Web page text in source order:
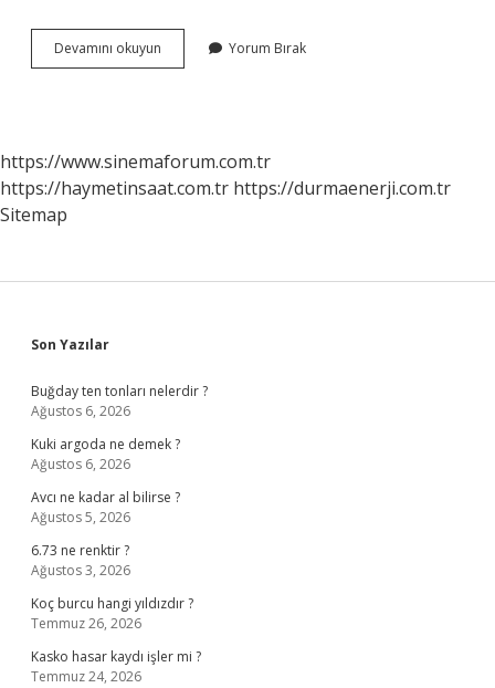
Devamını okuyun
Kadın
Yorum Bırak
https://www.sinemaforum.com.tr
https://haymetinsaat.com.tr https://durmaenerji.com.tr
Sitemap
Sidebar
Son Yazılar
Buğday ten tonları nelerdir ?
Ağustos 6, 2026
Kuki argoda ne demek ?
Ağustos 6, 2026
Avcı ne kadar al bilirse ?
Ağustos 5, 2026
6.73 ne renktir ?
Ağustos 3, 2026
Koç burcu hangi yıldızdır ?
Temmuz 26, 2026
Kasko hasar kaydı işler mi ?
Temmuz 24, 2026